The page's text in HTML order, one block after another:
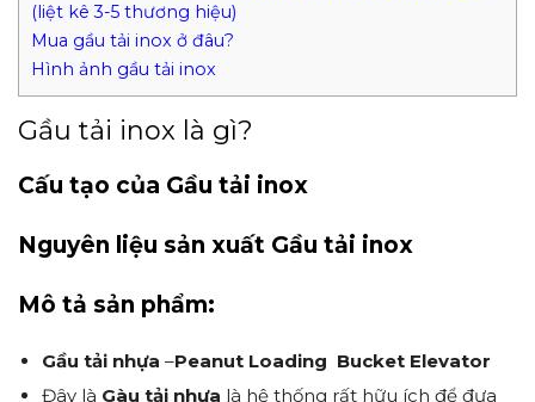
(liệt kê 3-5 thương hiệu)
Mua gầu tải inox ở đâu?
Hình ảnh gầu tải inox
Gầu tải inox là gì?
Cấu tạo của Gầu tải inox
Nguyên liệu sản xuất Gầu tải inox
Mô tả sản phẩm:
Gầu tải nhựa –Peanut Loading Bucket Elevator
Đây là Gàu tải nhựa là hệ thống rất hữu ích để đưa